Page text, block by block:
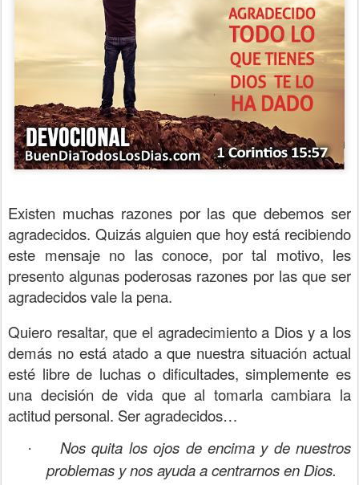
Existen muchas razones por las que debemos ser
agradecidos. Quizás alguien que hoy está recibiendo
este mensaje no las conoce, por tal motivo, les
presento algunas poderosas razones por las que ser
agradecidos vale la pena.
Quiero resaltar, que el agradecimiento a Dios y a los
demás no está atado a que nuestra situación actual
esté libre de luchas o dificultades, simplemente es
una decisión de vida que al tomarla cambiara la
actitud personal. Ser agradecidos…
·
Nos quita los ojos de encima y de nuestros
problemas y nos ayuda a centrarnos en Dios.